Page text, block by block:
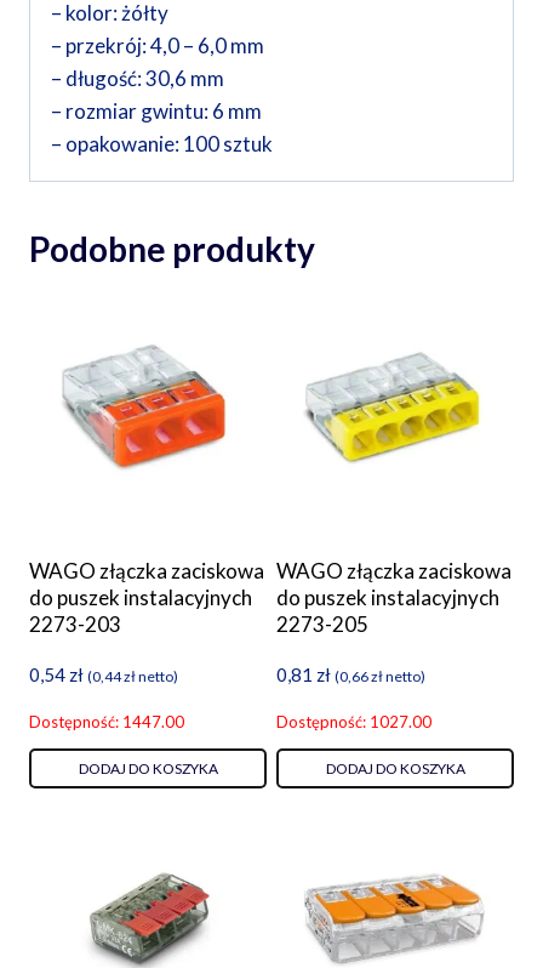
– kolor: żółty
– przekrój: 4,0 – 6,0 mm
– długość: 30,6 mm
– rozmiar gwintu: 6 mm
– opakowanie: 100 sztuk
Podobne produkty
WAGO złączka zaciskowa
do puszek instalacyjnych
2273-203
0,54 zł (0,44złnetto)
Dostępność: 1447.00
DODAJ DO KOSZYKA
WAGO złączka zaciskowa
do puszek instalacyjnych
2273-205
0,81 zł (0,66złnetto)
Dostępność: 1027.00
DODAJ DO KOSZYKA